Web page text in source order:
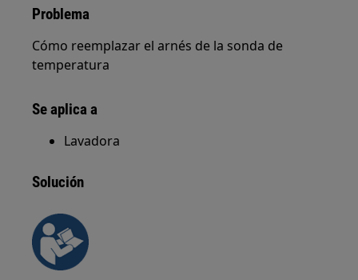
Problema
Cómo reemplazar el arnés de la sonda de
temperatura
Se aplica a
Lavadora
Solución